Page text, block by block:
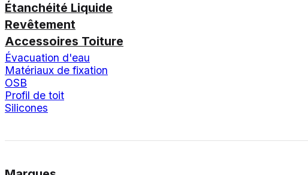
Étanchéité Liquide
Revêtement
Accessoires Toiture
Évacuation d'eau
Matériaux de fixation
OSB
Profil de toit
Silicones